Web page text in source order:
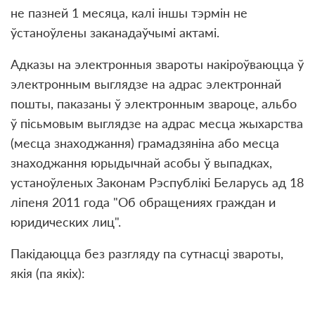
не пазней 1 месяца, калі іншы тэрмін не
ўстаноўлены заканадаўчымі актамі.
Адказы на электронныя звароты накіроўваюцца ў
электронным выглядзе на адрас электроннай
пошты, паказаны ў электронным звароце, альбо
ў пісьмовым выглядзе на адрас месца жыхарства
(месца знаходжання) грамадзяніна або месца
знаходжання юрыдычнай асобы ў выпадках,
устаноўленых Законам Рэспублікі Беларусь ад 18
лiпеня 2011 года "Об обращениях граждан и
юридических лиц".
Пакідаюцца без разгляду па сутнасці звароты,
якія (па якіх):